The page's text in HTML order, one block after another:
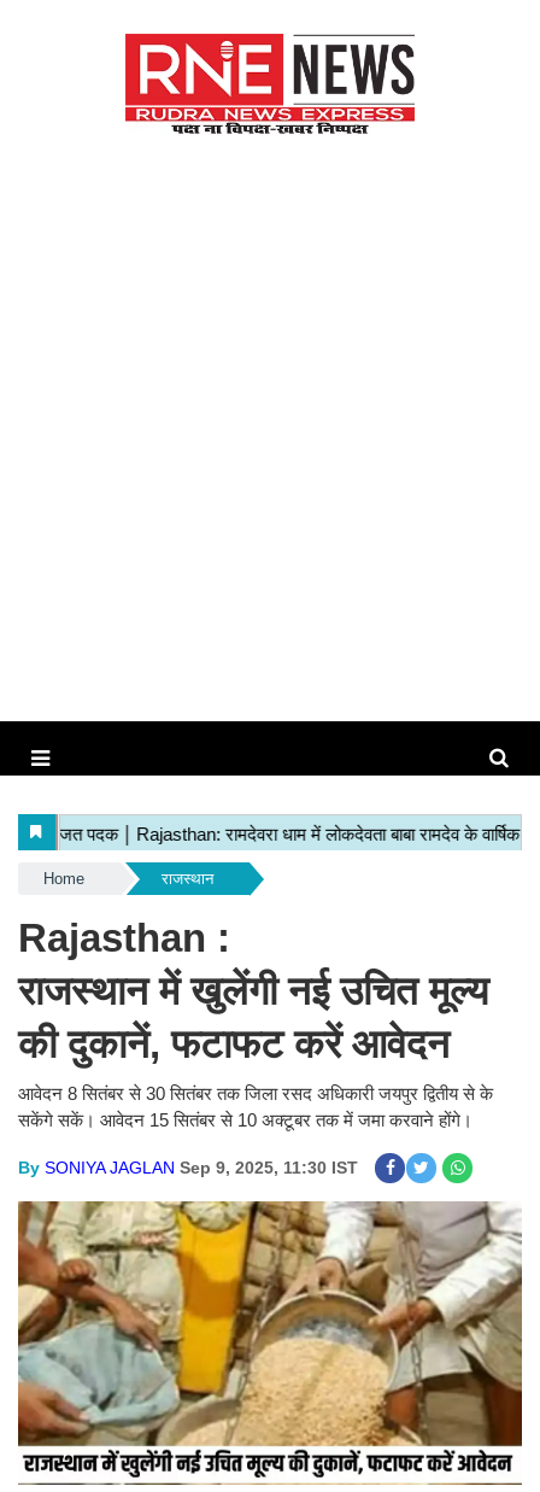
Home राजस्थान
Rajasthan :
राजस्थान में खुलेंगी नई उचित मूल्य
की दुकानें, फटाफट करें आवेदन
आवेदन 8 सितंबर से 30 सितंबर तक जिला रसद अधिकारी जयपुर द्वितीय से के
सकेंगे सकें। आवेदन 15 सितंबर से 10 अक्टूबर तक में जमा करवाने होंगे।
By SONIYA JAGLAN Sep 9, 2025, 11:30 IST